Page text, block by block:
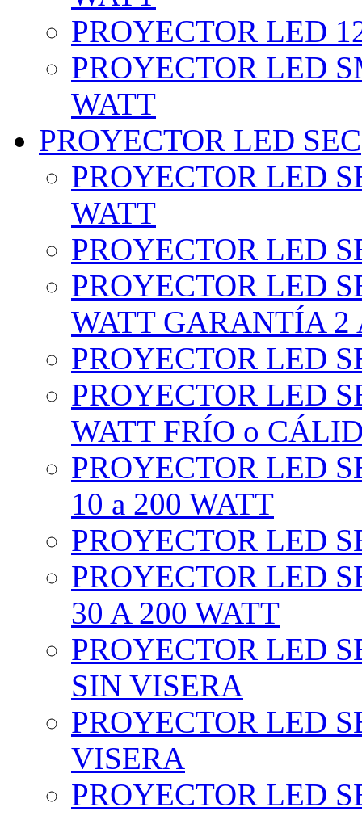
PROYECTOR LED
PROYECTOR LED
WATT
PROYECTOR LED SEC
PROYECTOR LED
WATT
PROYECTOR LED
PROYECTOR LED
WATT GARANTÍA 2
PROYECTOR LED
PROYECTOR LED
WATT FRÍO o
PROYECTOR LED
10 a 200 WATT
PROYECTOR LED
PROYECTOR LED
30 A 200 WATT
PROYECTOR LED
SIN VISERA
PROYECTOR LED
VISERA
PROYECTOR LED